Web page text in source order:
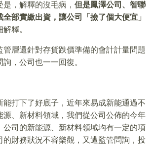
，解釋的沒毛病， 但是鳳澤公司、智聯
部實繳出資，讓公司「撿了個大便宜」
釋。
管層還針對存貨跌價準備的會計計量問題
，公司也一一回復。
能打下了好底子，近年來易成新能通過不
源、新材料領域，我們從公司公佈的今年
公司的新能源、新材料領域均有一定的項
的財務狀況不容樂觀，又遭監管問詢，投